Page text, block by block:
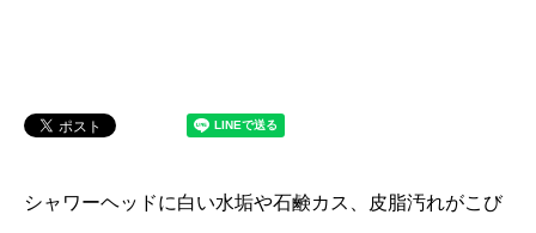
シャワーヘッドに白い水垢や石鹸カス、皮脂汚れがこび